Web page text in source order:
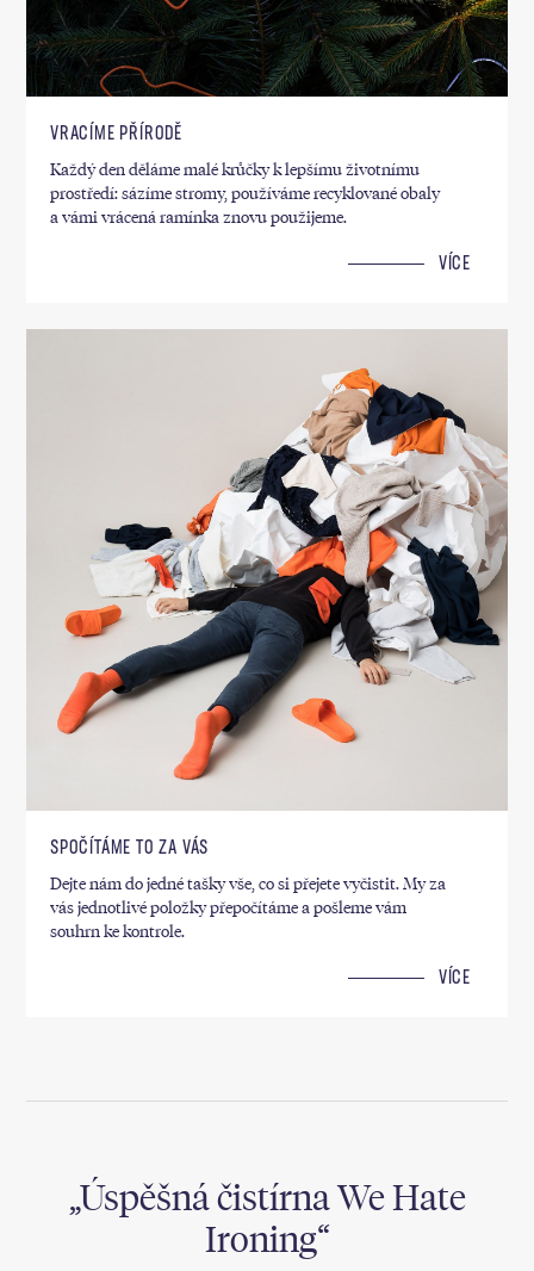
VRACÍME PŘÍRODĚ
Každý den děláme malé krůčky k lepšímu životnímu
prostředí: sázíme stromy, používáme recyklované obaly
a vámi vrácená ramínka znovu použijeme.
VÍCE
SPOČÍTÁME TO ZA VÁS
Dejte nám do jedné tašky vše, co si přejete vyčistit. My za
vás jednotlivé položky přepočítáme a pošleme vám
souhrn ke kontrole.
VÍCE
Úspěšná čistírna We Hate
Ironing